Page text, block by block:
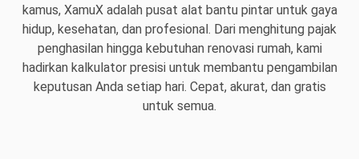
kamus, XamuX adalah pusat alat bantu pintar untuk gaya
hidup, kesehatan, dan profesional. Dari menghitung pajak
penghasilan hingga kebutuhan renovasi rumah, kami
hadirkan kalkulator presisi untuk membantu pengambilan
keputusan Anda setiap hari. Cepat, akurat, dan gratis
untuk semua.